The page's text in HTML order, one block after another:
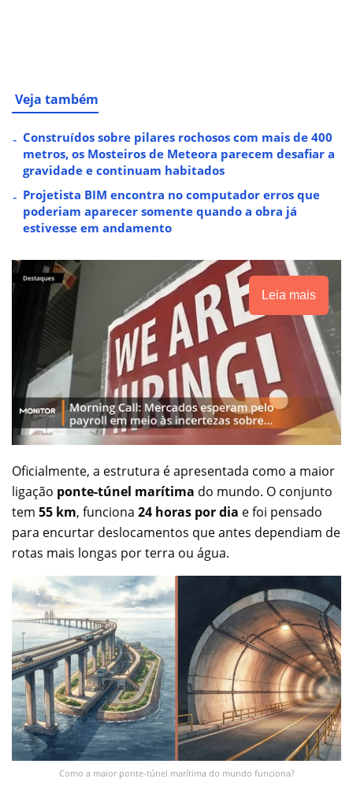
Veja também
Construídos sobre pilares rochosos com mais de 400
metros, os Mosteiros de Meteora parecem desafiar a
gravidade e continuam habitados
Projetista BIM encontra no computador erros que
poderiam aparecer somente quando a obra já
estivesse em andamento
Leia mais
Oficialmente, a estrutura é apresentada como a maior
ligação ponte-túnel marítima do mundo. O conjunto
tem 55 km, funciona 24 horas por dia e foi pensado
para encurtar deslocamentos que antes dependiam de
rotas mais longas por terra ou água.
Como a maior ponte-túnel marítima do mundo funciona?